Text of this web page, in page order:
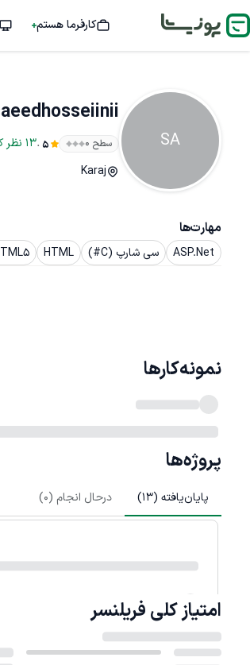
کارفرما هستم
SA سطح ۰ 5
.
13 نظر
Karaj
مهارت‌ها
ASP.Net سی شارپ (C#) HTML
نمونه‌کارها
پروژه‌ها
پایان‌یافته (13
) درحال انجام (0
)
امتیاز کلی فریلنسر